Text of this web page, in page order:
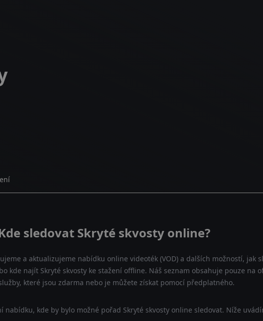
sledovat Skryté skvosty online?
a aktualizujeme nabídku online videoték (VOD) a dalších možností, jak
kde najít Skryté skvosty ke stažení offline. Náš seznam obsahuje pouze na
které jsou zdarma nebo je můžete získat pomocí předplatného.
kde by bylo možné pořad Skryté skvosty online sledovat. Níže